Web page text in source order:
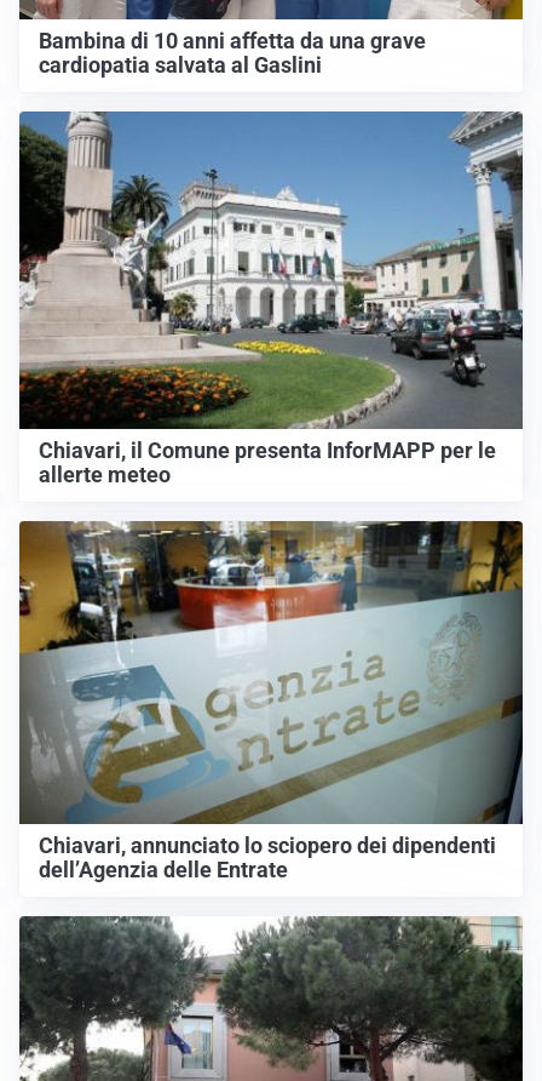
Bambina di 10 anni affetta da una grave
cardiopatia salvata al Gaslini
Chiavari, il Comune presenta InforMAPP per le
allerte meteo
Chiavari, annunciato lo sciopero dei dipendenti
dell’Agenzia delle Entrate